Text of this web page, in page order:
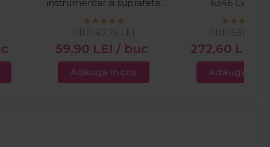
instrumentar si suprafete
500ml
59,90 LEI / buc
PRP: 67,76 LEI
Adauga in cos
6346
272,60 LEI
PRP: 531,80
Adauga in